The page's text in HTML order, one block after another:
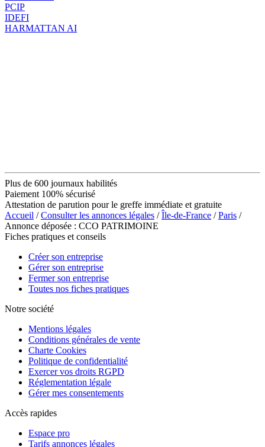
PCIP
IDEFI
HARMATTAN AI
Plus de 600 journaux habilités
Paiement 100% sécurisé
Attestation de parution pour le greffe immédiate et gratuite
Accueil /Consulter les annonces légales /Île-de-France /Paris /
Annonce déposée : CCO PATRIMOINE
Fiches pratiques et conseils
Créer son entreprise
Gérer son entreprise
Fermer son entreprise
Toutes nos fiches pratiques
Notre société
Mentions légales
Conditions générales de vente
Charte Cookies
Politique de confidentialité
Exercer vos droits RGPD
Réglementation légale
Gérer mes consentements
Accès rapides
Espace pro
Tarifs annonces légales